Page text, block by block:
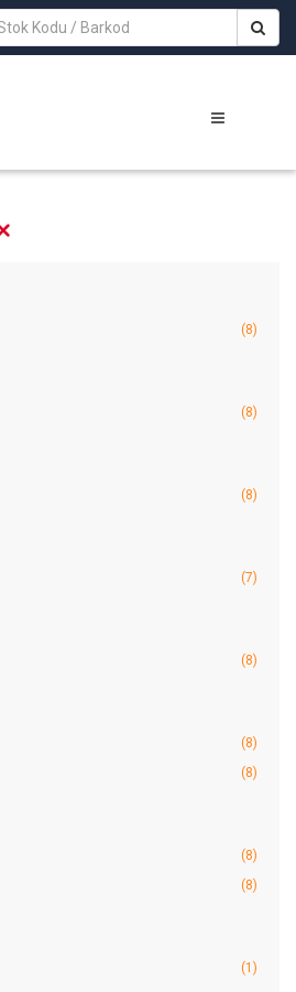
(8)
(8)
(8)
(7)
(8)
(8)
(8)
(8)
(8)
(1)